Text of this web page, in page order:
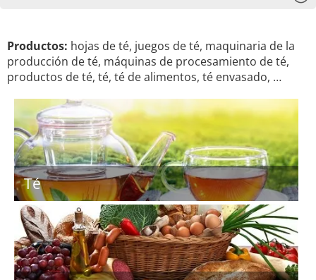
Productos: hojas de té, juegos de té, maquinaria de la
producción de té, máquinas de procesamiento de té,
productos de té, té, té de alimentos, té envasado, …
Té